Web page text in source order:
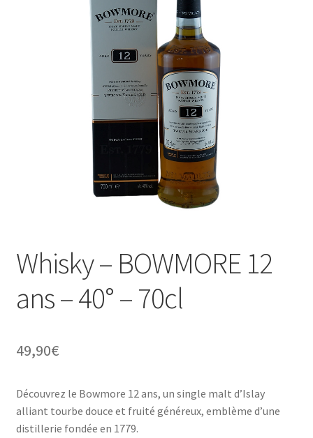
Whisky – BOWMORE 12
ans – 40° – 70cl
49,90€
Découvrez le Bowmore 12 ans, un single malt d’Islay
alliant tourbe douce et fruité généreux, emblème d’une
distillerie fondée en 1779.